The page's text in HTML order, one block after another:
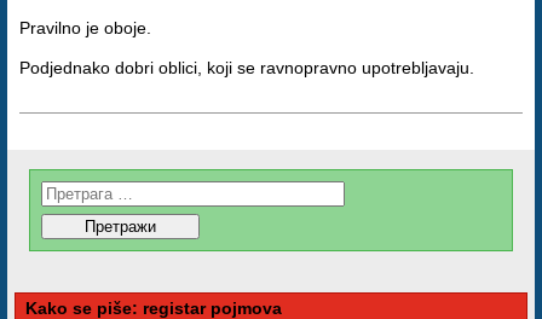
Pravilno je oboje.
Podjednako dobri oblici, koji se ravnopravno upotrebljavaju.
Kako se piše: registar pojmova